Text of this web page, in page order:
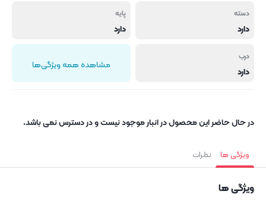
دسته
دارد
پایه
دارد
درب
دارد مشاهده همه ویژگی‌ها
در حال حاضر این محصول در انبار موجود نیست و در دسترس نمی باشد.
ویژگی ها نظرات
ویژگی ها